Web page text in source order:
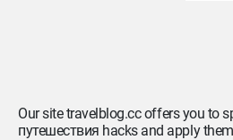
Our site travelblog.cc offers you to
путешествия hacks and apply